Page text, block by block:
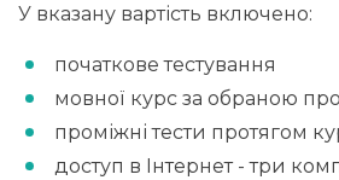
У вказану вартість включено:
початкове тестування
мовної курс за обраною
проміжні тести протягом
доступ в Інтернет - три